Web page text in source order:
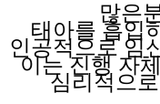
많은
태아를 흡입
인공적으로 임
이는 진행 자
심리적으